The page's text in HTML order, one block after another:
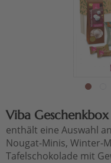
Viba
enthält eine Auswahl
Nougat-Minis, Winter-
Tafelschokolade mit